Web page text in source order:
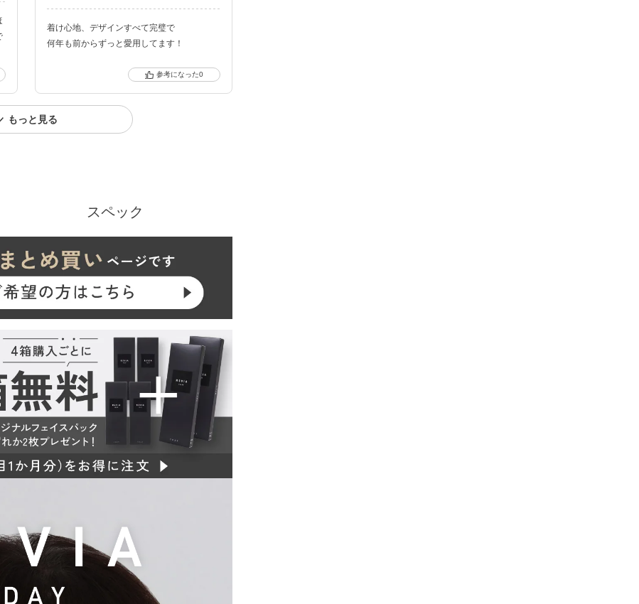
着け心地、デザインすべて完璧で
何年も前からずっと愛用してます！
0
もっと見る
スペック